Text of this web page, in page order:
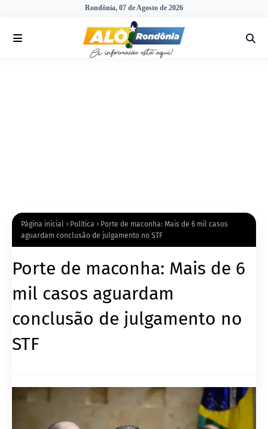
Rondônia, 07 de Agosto de 2026
Página inicial Política
Porte de maconha: Mais de 6 mil casos
aguardam conclusão de julgamento no STF
Porte de maconha: Mais de 6
mil casos aguardam
conclusão de julgamento no
STF